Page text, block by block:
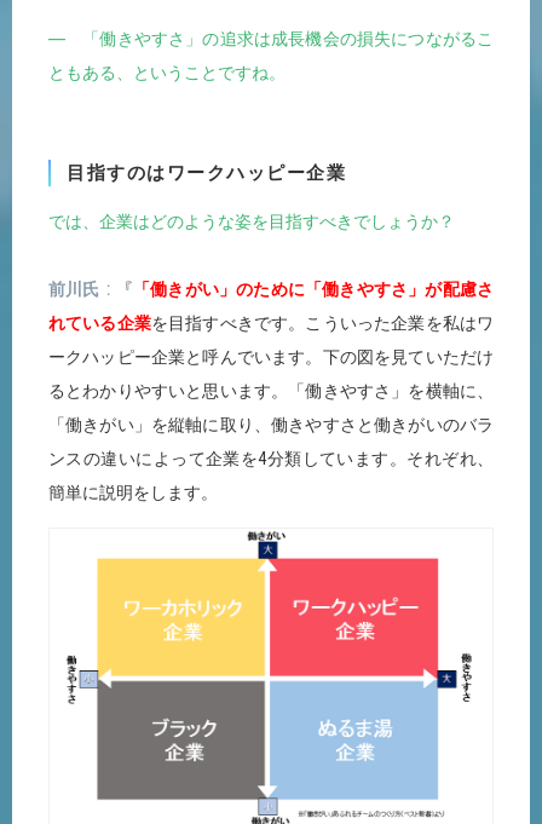
― 「働きやすさ」の追求は成長機会の損失につながるこ
ともある、ということですね。
目指すのはワークハッピー企業
では、企業はどのような姿を目指すべきでしょうか？
前川氏 『 「働きがい」のために「働きやすさ」が配慮さ
れている企業を目指すべきです。こういった企業を私はワ
ークハッピー企業と呼んでいます。下の図を見ていただけ
るとわかりやすいと思います。「働きやすさ」を横軸に、
「働きがい」を縦軸に取り、働きやすさと働きがいのバラ
ンスの違いによって企業を4分類しています。それぞれ、
簡単に説明をします。